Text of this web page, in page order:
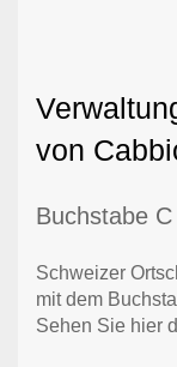
von
Buchstabe
Schweizer
mit dem
Sehen Sie hier